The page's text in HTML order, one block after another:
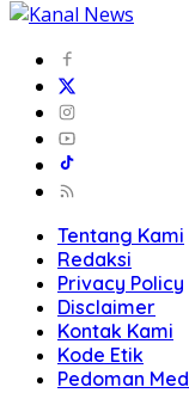
Tentang Kami
Redaksi
Privacy Policy
Disclaimer
Kontak Kami
Kode Etik
Pedoman